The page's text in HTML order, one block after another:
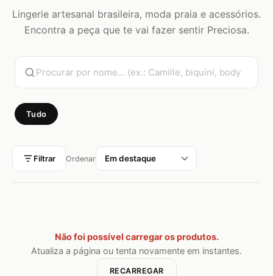
Lingerie artesanal brasileira, moda praia e acessórios.
Encontra a peça que te vai fazer sentir Preciosa.
Tudo
Filtrar Ordenar
Não foi possível carregar os produtos.
Atualiza a página ou tenta novamente em instantes.
RECARREGAR